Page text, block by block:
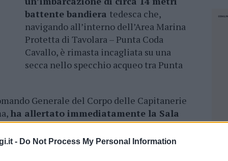
- Do Not Process My Personal Information
battente bandiera tedesca che,
navigando all’interno dell’Area Marina
Protetta di Tavolara – Punta Coda
Cavallo, è rimasta incagliata su una
secca nello specchio acqueo tra Punta
Generale del Corpo delle Capitanerie
ha allertato immediatamente la Sala
di Olbia che, sotto il coordinamento del
ha disposto l’uscita in mare della